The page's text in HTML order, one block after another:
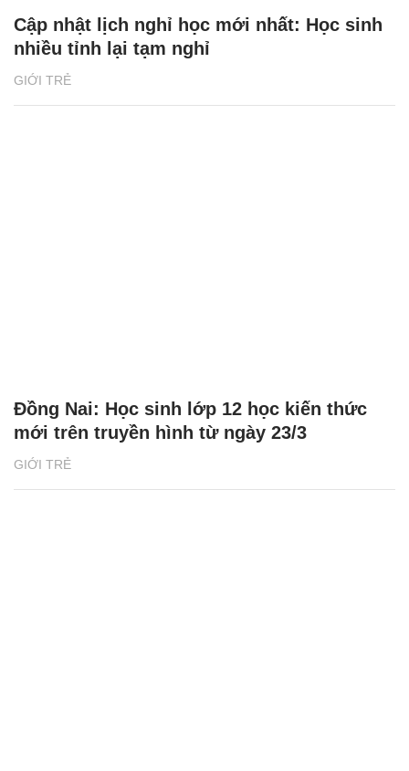
GIỚI TRẺ
Cập nhật lịch nghỉ học mới nhất: Học sinh
nhiều tỉnh lại tạm nghỉ
GIỚI TRẺ
Đồng Nai: Học sinh lớp 12 học kiến thức
mới trên truyền hình từ ngày 23/3